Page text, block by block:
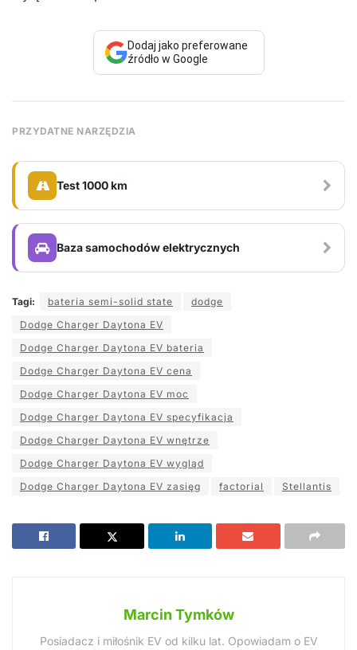
Dodaj jako preferowane
źródło w Google
PRZYDATNE NARZĘDZIA
Test 1000 km
Baza samochodów elektrycznych
Tagi: bateria semi-solid state
dodge
Dodge Charger Daytona EV
Dodge Charger Daytona EV bateria
Dodge Charger Daytona EV cena
Dodge Charger Daytona EV moc
Dodge Charger Daytona EV specyfikacja
Dodge Charger Daytona EV wnętrze
Dodge Charger Daytona EV wygląd
Dodge Charger Daytona EV zasięg
factorial Stellantis
Marcin Tymków
Posiadacz i miłośnik EV od kilku lat. Opowiadam o EV